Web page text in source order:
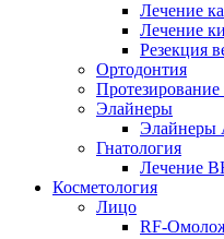
Лечение
Лечение
Резекция
Ортодонтия
Протезирование
Элайнеры
Элайнеры
Гнатология
Лечение
Косметология
Лицо
RF-